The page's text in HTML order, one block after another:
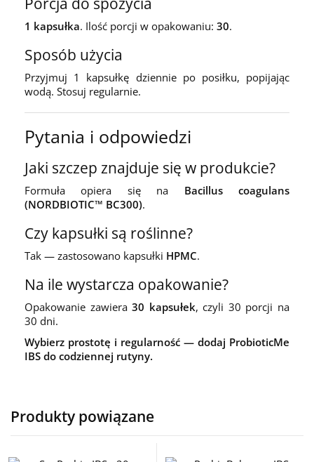
1 kapsułka. Ilość porcji w opakowaniu: 30.
Sposób użycia
Przyjmuj 1 kapsułkę dziennie po posiłku, popijając
wodą. Stosuj regularnie.
Pytania i odpowiedzi
Jaki szczep znajduje się w produkcie?
Formuła opiera się na Bacillus coagulans
(NORDBIOTIC™ BC300).
Czy kapsułki są roślinne?
Tak — zastosowano kapsułki HPMC.
Na ile wystarcza opakowanie?
Opakowanie zawiera30 kapsułek, czyli 30 porcji na
30 dni.
Wybierz prostotę i regularność — dodaj ProbioticMe
IBS do codziennej rutyny.
Produkty powiązane